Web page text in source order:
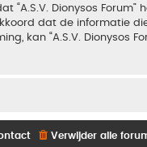
Dionysos Forum”
dat de informatie
kan “A.S.V. Dionysos
Verwijder alle